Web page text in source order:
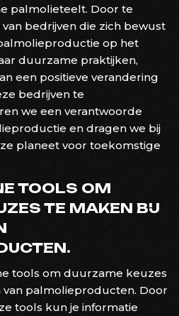
palmolieteelt. Door te
bedrijven die zich bewust
op het
duurzame praktijken,
een positieve verandering
bedrijven te
we een verantwoorde
en dragen we bij
planeet voor toekomstige
TOOLS OM
TE MAKEN BIJ
tools om duurzame keuzes
palmolieproducten. Door
tools kun je informatie